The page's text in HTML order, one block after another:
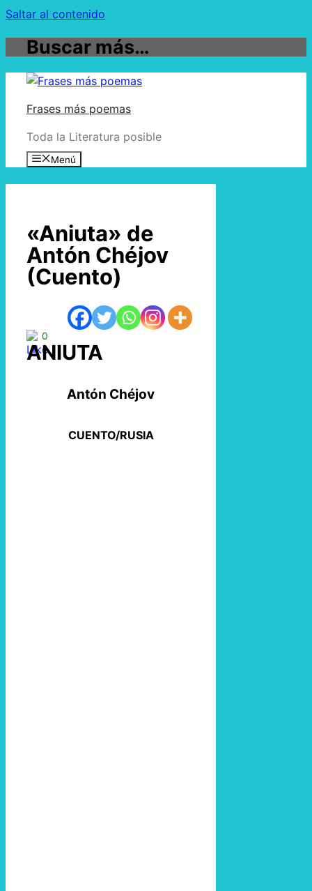
Saltar al contenido
Buscar más…
Frases más poemas
Toda la Literatura posible
Menú
«Aniuta» de
Antón Chéjov
(Cuento)
0
ANIUTA
Antón Chéjov
CUENTO/RUSIA